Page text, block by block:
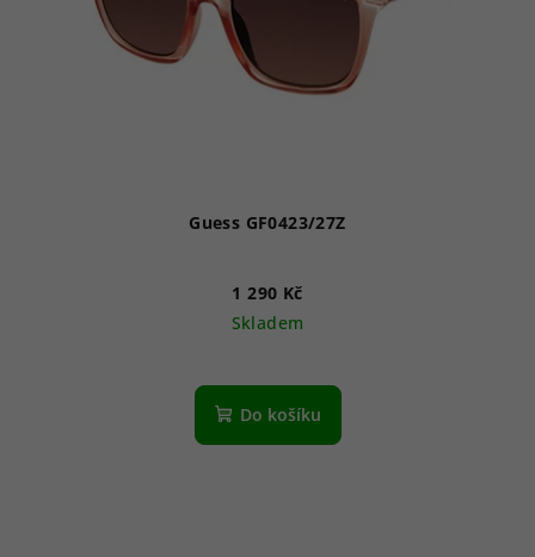
Guess GF0423/27Z
1 290 Kč
Skladem
Do košíku